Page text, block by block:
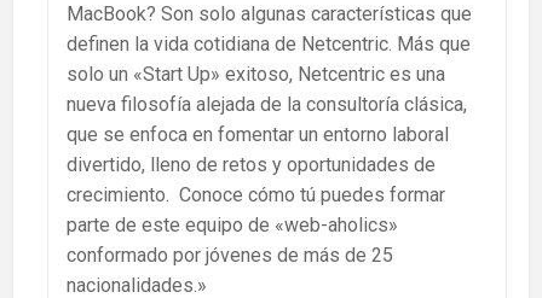
MacBook? Son solo algunas características que
definen la vida cotidiana de Netcentric. Más que
solo un «Start Up» exitoso, Netcentric es una
nueva filosofía alejada de la consultoría clásica,
que se enfoca en fomentar un entorno laboral
divertido, lleno de retos y oportunidades de
crecimiento. Conoce cómo tú puedes formar
parte de este equipo de «web-aholics»
conformado por jóvenes de más de 25
nacionalidades.»